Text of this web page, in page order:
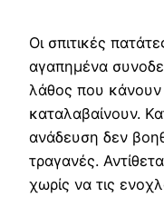
Οι σπιτικές
αγαπημένα
λάθος που κάνουν
καταλαβαίνουν.
ανάδευση δεν
τραγανές.
χωρίς να τις